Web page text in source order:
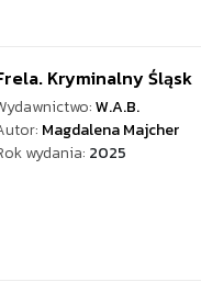
Kryminalny Śląsk
W.A.B.
Magdalena Majcher
wydania: 2025